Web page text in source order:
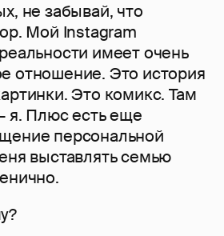
не забывай, что
Мой Instagram
имеет очень
отношение. Это история
Это комикс. Там
я. Плюс есть еще
персональной
выставлять семью